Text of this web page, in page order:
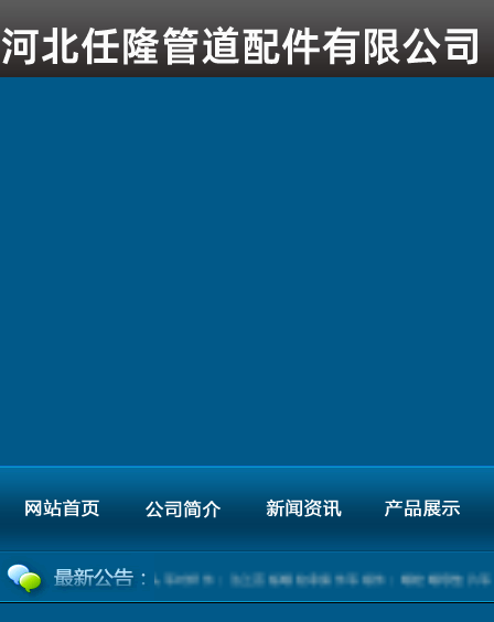
头三通大小头管帽封头等对焊件；法兰盲板螺纹承插件等锻件；螺栓螺母垫片等